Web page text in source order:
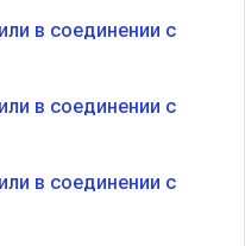
в соединении с
в соединении с
в соединении с